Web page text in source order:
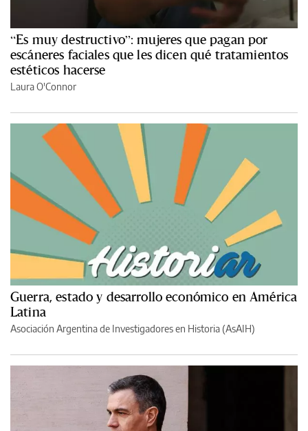
“Es muy destructivo”: mujeres que pagan por
escáneres faciales que les dicen qué tratamientos
estéticos hacerse
Laura O'Connor
Guerra, estado y desarrollo económico en América
Latina
Asociación Argentina de Investigadores en Historia (AsAIH)